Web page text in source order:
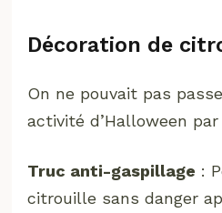
Décoration de
On ne pouvait pas
activité d’Halloween
Truc anti-gaspillage :
citrouille sans danger